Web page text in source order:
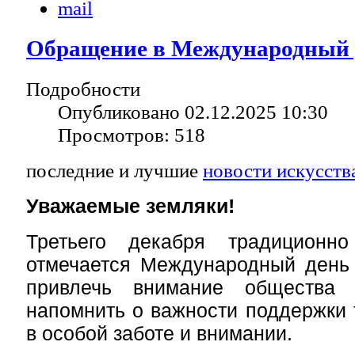
Обращение в Международный
Подробности
Опубликовано 02.12.2025 10:30
Просмотров: 518
последние и лучшие новости
Уважаемые земляки!
Третьего декабря
отмечается Международный
привлечь внимание
напомнить о важности поддержки
в особой заботе и внимании.